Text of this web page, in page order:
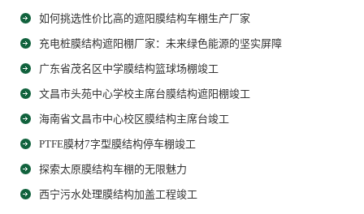
如何挑选性价比高的遮阳膜结构车棚生产厂家
充电桩膜结构遮阳棚厂家：未来绿色能源的坚实屏障
广东省茂名区中学膜结构篮球场棚竣工
文昌市头苑中心学校主席台膜结构遮阳棚竣工
海南省文昌市中心校区膜结构主席台竣工
PTFE膜材7字型膜结构停车棚竣工
探索太原膜结构车棚的无限魅力
西宁污水处理膜结构加盖工程竣工